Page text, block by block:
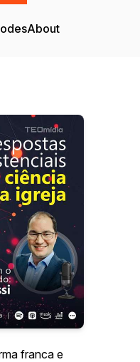
About
franca e